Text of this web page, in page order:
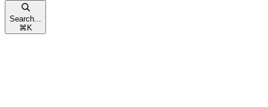
Search...
⌘ K